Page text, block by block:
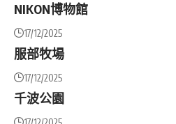
NIKON博物館
17/12/2025
服部牧場
17/12/2025
千波公園